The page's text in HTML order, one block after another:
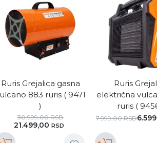
Ruris Grejalica gasna
883 ruris ( 9471
)
21.499,00RSD
30.999,00RSD
Ruris
električna
ruris (
7.999,00RSD